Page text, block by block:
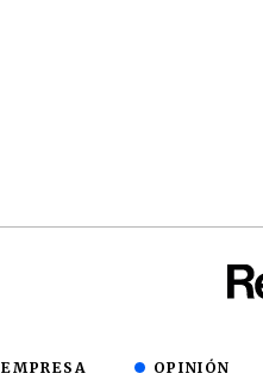
EMPRESA OPINIÓN